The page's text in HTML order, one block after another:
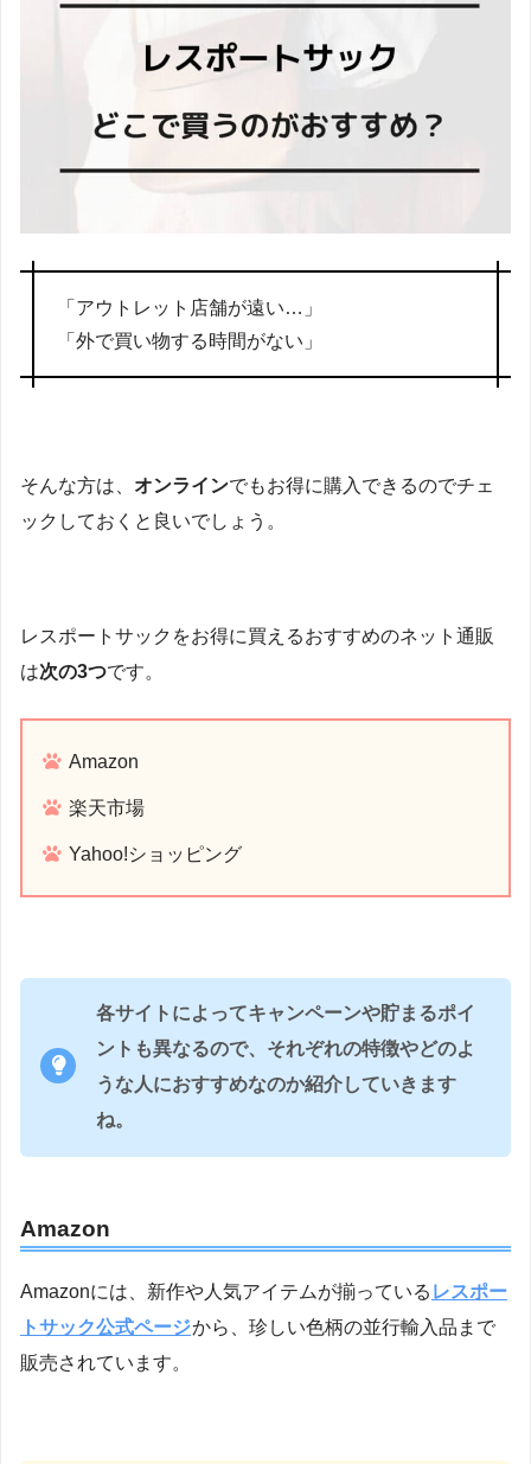
「アウトレット店舗が遠い…」
「外で買い物する時間がない」
そんな方は、 オンラインでもお得に購入できるのでチェ
ックしておくと良いでしょう。
レスポートサックをお得に買えるおすすめのネット通販
は次の3つです。
Amazon
楽天市場
Yahoo!ショッピング
各サイトによってキャンペーンや貯まるポイ
ントも異なるので、それぞれの特徴やどのよ
うな人におすすめなのか紹介していきます
ね。
Amazon
Amazonには、新作や人気アイテムが揃っている レスポー
トサック公式ページから、珍しい色柄の並行輸入品まで
販売されています。